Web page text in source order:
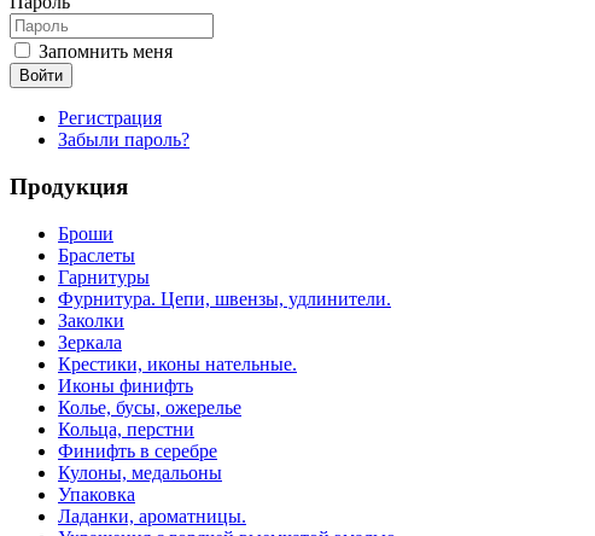
Запомнить меня
Войти
Регистрация
Забыли пароль?
Продукция
Броши
Браслеты
Гарнитуры
Фурнитура. Цепи, швензы, удлинители.
Заколки
Зеркала
Крестики, иконы нательные.
Иконы финифть
Колье, бусы, ожерелье
Кольца, перстни
Финифть в серебре
Кулоны, медальоны
Упаковка
Ладанки, ароматницы.